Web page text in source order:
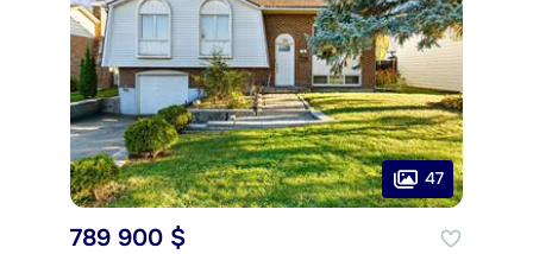
47
789 900 $